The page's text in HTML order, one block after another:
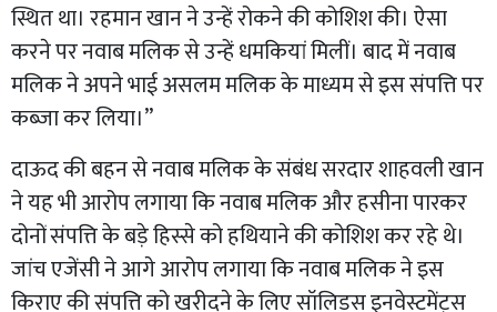
स्थित था। रहमान खान ने उन्हें रोकने की कोशिश की। ऐसा
करने पर नवाब मलिक से उन्हें धमकियां मिलीं। बाद में नवाब
मलिक ने अपने भाई असलम मलिक के माध्यम से इस संपत्ति पर
कब्जा कर लिया।”
दाऊद की बहन से नवाब मलिक के संबंध सरदार शाहवली खान
ने यह भी आरोप लगाया कि नवाब मलिक और हसीना पारकर
दोनों संपत्ति के बड़े हिस्से को हथियाने की कोशिश कर रहे थे।
जांच एजेंसी ने आगे आरोप लगाया कि नवाब मलिक ने इस
किराए की संपत्ति को खरीदने के लिए सॉलिडस इनवेस्टमेंट्स